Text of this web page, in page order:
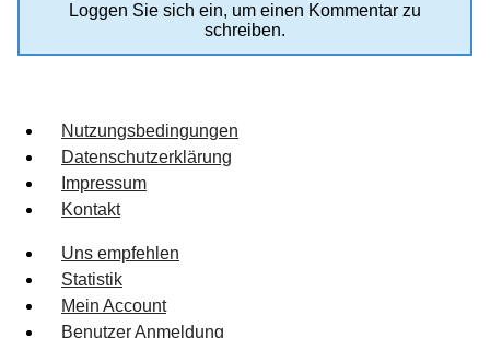
Loggen Sie sich ein, um einen Kommentar zu
schreiben.
Nutzungsbedingungen
Datenschutzerklärung
Impressum
Kontakt
Uns empfehlen
Statistik
Mein Account
Benutzer Anmeldung